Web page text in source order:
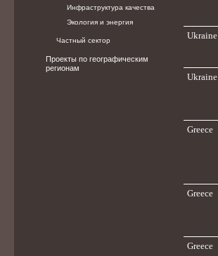
Ukraine
Ukraine
Greece
Greece
Greece
Инфраструктура качества
Экология и энергия
Частный сектор
Проекты по географическим
регионам